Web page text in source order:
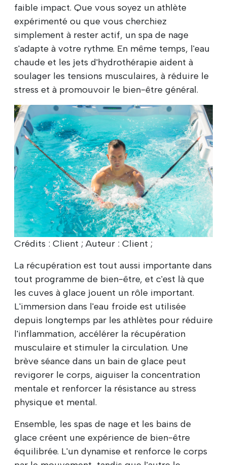
faible impact. Que vous soyez un athlète
expérimenté ou que vous cherchiez
simplement à rester actif, un spa de nage
s'adapte à votre rythme. En même temps, l'eau
chaude et les jets d'hydrothérapie aident à
soulager les tensions musculaires, à réduire le
stress et à promouvoir le bien-être général.
Crédits : Client ; Auteur : Client ;
La récupération est tout aussi importante dans
tout programme de bien-être, et c'est là que
les cuves à glace jouent un rôle important.
L'immersion dans l'eau froide est utilisée
depuis longtemps par les athlètes pour réduire
l'inflammation, accélérer la récupération
musculaire et stimuler la circulation. Une
brève séance dans un bain de glace peut
revigorer le corps, aiguiser la concentration
mentale et renforcer la résistance au stress
physique et mental.
Ensemble, les spas de nage et les bains de
glace créent une expérience de bien-être
équilibrée. L'un dynamise et renforce le corps